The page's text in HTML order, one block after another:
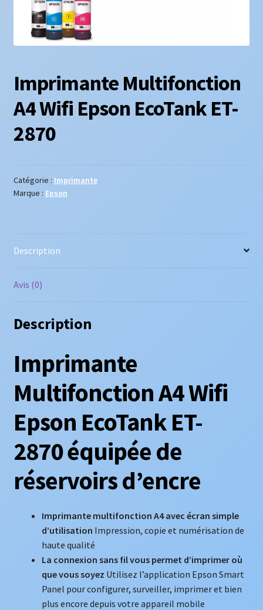
Imprimante Multifonction
A4 Wifi Epson EcoTank ET-
2870
Catégorie : Imprimante
Marque : Epson
Description
Avis (0)
Description
Imprimante
Multifonction A4 Wifi
Epson EcoTank ET-
2870 équipée de
réservoirs d’encre
Imprimante multifonction A4 avec écran simple
d’utilisation Impression, copie et numérisation de
haute qualité
La connexion sans fil vous permet d’imprimer où
que vous soyez Utilisez l’application Epson Smart
Panel pour configurer, surveiller, imprimer et bien
plus encore depuis votre appareil mobile